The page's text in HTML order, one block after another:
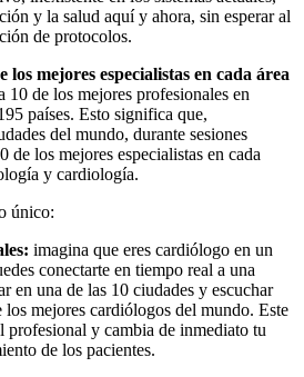
y la salud aquí y ahora, sin esperar al
de protocolos.
los mejores especialistas en cada área
10 de los mejores profesionales en
países. Esto significa que,
del mundo, durante sesiones
de los mejores especialistas en cada
y cardiología.
único:
imagina que eres cardiólogo en un
conectarte en tiempo real a una
en una de las 10 ciudades y escuchar
los mejores cardiólogos del mundo. Este
profesional y cambia de inmediato tu
de los pacientes.